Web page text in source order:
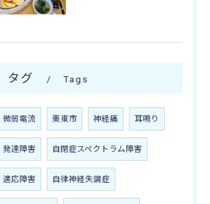
タグ Tags
微弱電流 栗東市 神経痛 耳鳴り
発達障害 自閉症スペクトラム障害
適応障害 自律神経失調症